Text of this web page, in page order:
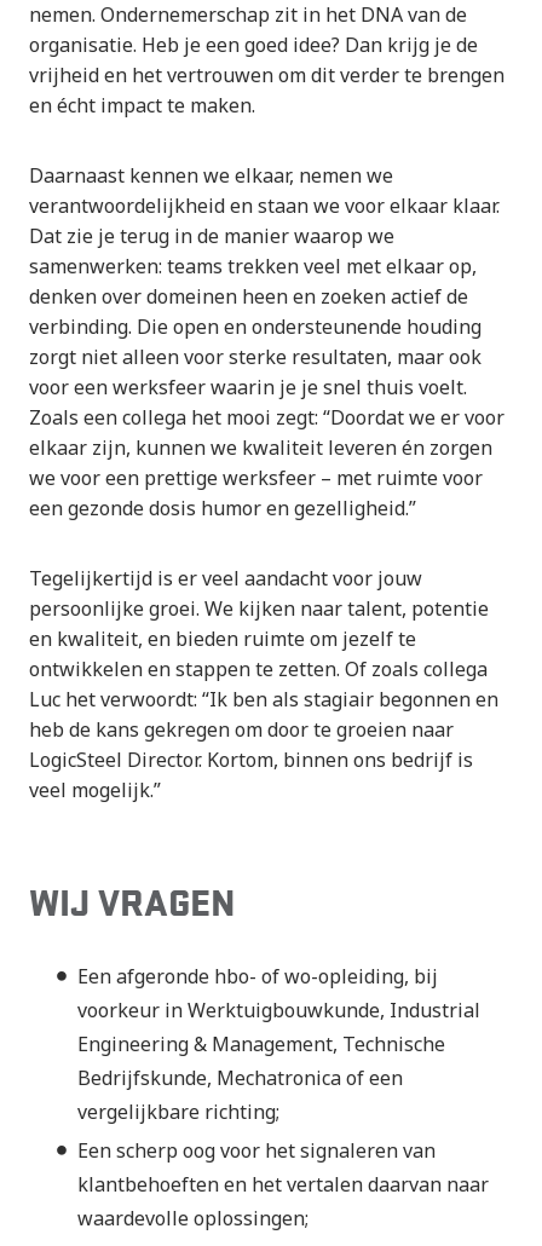
nemen. Ondernemerschap zit in het DNA van de
organisatie. Heb je een goed idee? Dan krijg je de
vrijheid en het vertrouwen om dit verder te brengen
en écht impact te maken.
Daarnaast kennen we elkaar, nemen we
verantwoordelijkheid en staan we voor elkaar klaar.
Dat zie je terug in de manier waarop we
samenwerken: teams trekken veel met elkaar op,
denken over domeinen heen en zoeken actief de
verbinding. Die open en ondersteunende houding
zorgt niet alleen voor sterke resultaten, maar ook
voor een werksfeer waarin je je snel thuis voelt.
Zoals een collega het mooi zegt: “Doordat we er voor
elkaar zijn, kunnen we kwaliteit leveren én zorgen
we voor een prettige werksfeer – met ruimte voor
een gezonde dosis humor en gezelligheid.”
Tegelijkertijd is er veel aandacht voor jouw
persoonlijke groei. We kijken naar talent, potentie
en kwaliteit, en bieden ruimte om jezelf te
ontwikkelen en stappen te zetten. Of zoals collega
Luc het verwoordt: “Ik ben als stagiair begonnen en
heb de kans gekregen om door te groeien naar
LogicSteel Director. Kortom, binnen ons bedrijf is
veel mogelijk.”
WIJ VRAGEN
Een afgeronde hbo- of wo-opleiding, bij
voorkeur in Werktuigbouwkunde, Industrial
Engineering & Management, Technische
Bedrijfskunde, Mechatronica of een
vergelijkbare richting;
Een scherp oog voor het signaleren van
klantbehoeften en het vertalen daarvan naar
waardevolle oplossingen;